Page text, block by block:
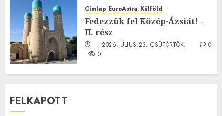
2026.JÚLIUS.23. CSÜTÖRTÖK.
0
Címlap EuroAstra Külföld
Fedezzük fel Közép-Ázsiát! –
II. rész
2026.JÚLIUS.23. CSÜTÖRTÖK.
0
0
FELKAPOTT